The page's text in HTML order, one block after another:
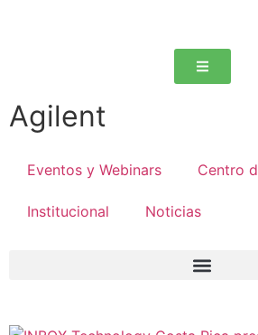
Agilent
Eventos y Webinars Centro
Institucional Noticias